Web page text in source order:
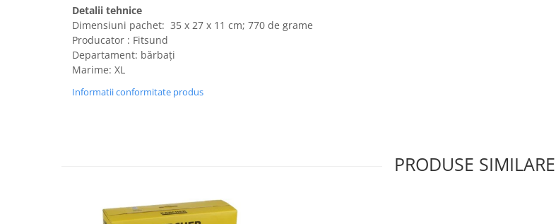
rufe si uscatoare
Accesorii si piese masini spalat
Aparate Frigorifice
Aparate Racire Aer
Aragaze si cuptoare cu microunde
Detalii tehnice
Dimensiuni pachet: ‎ 35 x 27 x 11 cm; 770 de grame
Producator : Fitsund
Departament: bărbați
Marime: XL
Informatii conformitate produs
PRODUSE SIMILARE